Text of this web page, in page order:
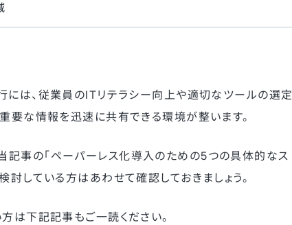
には、従業員のITリテラシー向上や適切なツールの選定
要な情報を迅速に共有できる環境が整います。
事の「ペーパーレス化導入のための5つの具体的なス
討している方はあわせて確認しておきましょう。
は下記記事もご一読ください。